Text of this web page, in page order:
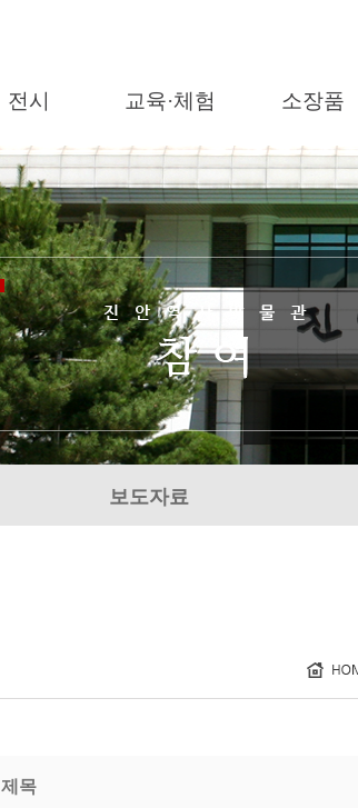
전시 교육·체험 소장품
보도자료
제목